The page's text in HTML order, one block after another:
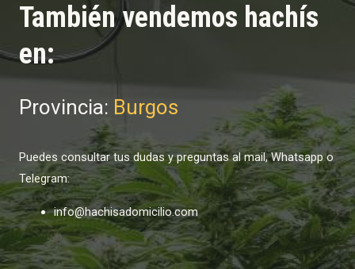
También vendemos hachís
en:
Provincia: Burgos
Puedes consultar tus dudas y preguntas al mail, Whatsapp o
Telegram:
info@hachisadomicilio.com